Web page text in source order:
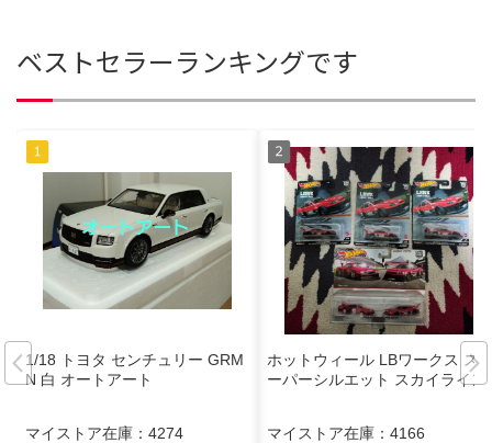
ベストセラーランキングです
1/18 トヨタ センチュリー GRM
N 白 オートアート
マイストア在庫： 4274
ホットウィール LBワークス ス
ーパーシルエット スカイライン
マイストア在庫： 4166